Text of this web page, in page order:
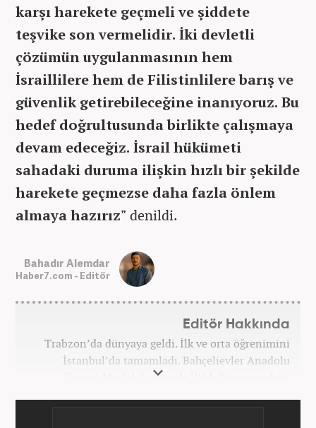
karşı harekete geçmeli ve şiddete
teşvike son vermelidir. İki devletli
çözümün uygulanmasının hem
İsraillilere hem de Filistinlilere barış ve
güvenlik getirebileceğine inanıyoruz. Bu
hedef doğrultusunda birlikte çalışmaya
devam edeceğiz. İsrail hükümeti
sahadaki duruma ilişkin hızlı bir şekilde
harekete geçmezse daha fazla önlem
almaya hazırız" denildi.
Bahadır Alemdar
Haber7.com - Editör
Editör Hakkında
Trabzon’da dünyaya geldi. İlk ve orta öğrenimini
İstanbul’da tamamladı. Bahçelievler Anadolu
Ticaret Meslek Lisesinde ‘Web Programcılığı’